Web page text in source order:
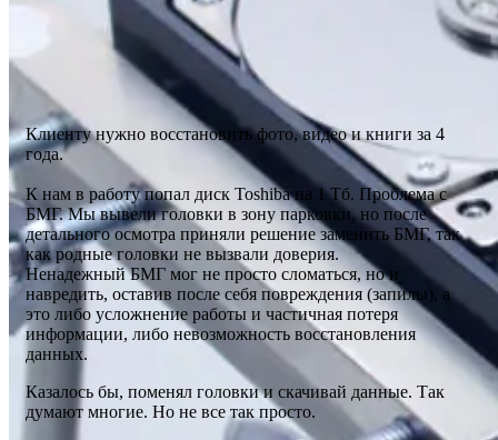
Клиенту нужно восстановить фото, видео и книги за 4
года.
К нам в работу попал диск Toshiba на 1 Тб. Проблема с
БМГ. Мы вывели головки в зону парковки, но после
детального осмотра приняли решение заменить БМГ, так
как родные головки не вызвали доверия.
Ненадежный БМГ мог не просто сломаться, но и
навредить, оставив после себя повреждения (запилы), а
это либо усложнение работы и частичная потеря
информации, либо невозможность восстановления
данных.
Казалось бы, поменял головки и скачивай данные. Так
думают многие. Но не все так просто.